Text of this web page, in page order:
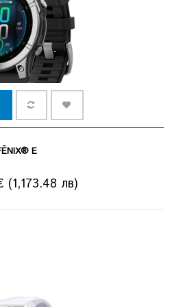
E
(1,173.48 лв)